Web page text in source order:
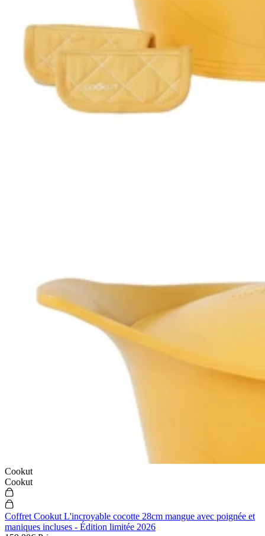
Cookut
Cookut
Coffret Cookut L'incroyable cocotte 28cm mangue avec poignée et
maniques incluses - Édition limitée 2026